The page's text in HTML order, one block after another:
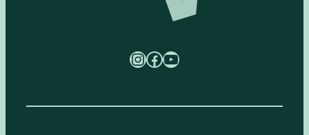
InstagramFacebook YouTube